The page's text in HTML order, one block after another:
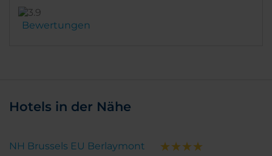
Bewertungen
Hotels in der Nähe
NH Brussels EU Berlaymont